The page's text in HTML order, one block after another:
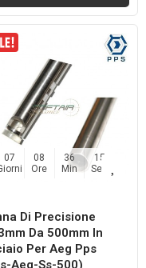
07
08
Ore
36
Min
14
Sec
Di Precisione
Da 500mm In
Per Aeg Pps
Aeg-Ss-500)